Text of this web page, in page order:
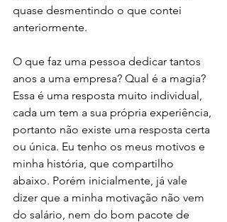
quase desmentindo o que contei
anteriormente.
O que faz uma pessoa dedicar tantos
anos a uma empresa? Qual é a magia?
Essa é uma resposta muito individual,
cada um tem a sua própria experiência,
portanto não existe uma resposta certa
ou única. Eu tenho os meus motivos e
minha história, que compartilho
abaixo. Porém inicialmente, já vale
dizer que a minha motivação não vem
do salário, nem do bom pacote de